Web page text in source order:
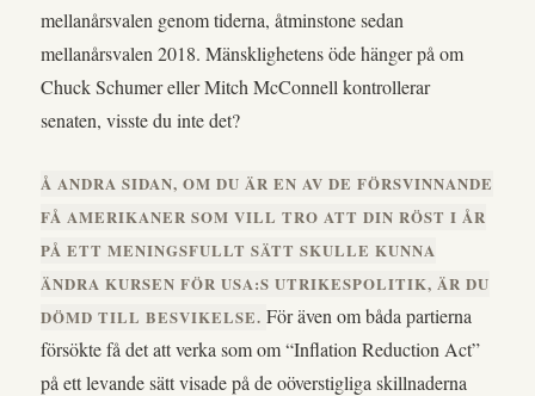
mellanårsvalen genom tiderna, åtminstone sedan
mellanårsvalen 2018. Mänsklighetens öde hänger på om
Chuck Schumer eller Mitch McConnell kontrollerar
senaten, visste du inte det?
Å ANDRA SIDAN, OM DU ÄR EN AV DE FÖRSVINNANDE
FÅ AMERIKANER SOM VILL TRO ATT DIN RÖST I ÅR
PÅ ETT MENINGSFULLT SÄTT SKULLE KUNNA
ÄNDRA KURSEN FÖR USA:S UTRIKESPOLITIK, ÄR DU
DÖMD TILL BESVIKELSE.För även om båda partierna
försökte få det att verka som om “Inflation Reduction Act”
på ett levande sätt visade på de oöverstigliga skillnaderna